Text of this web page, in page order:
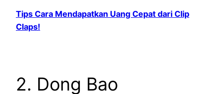
Tips Cara Mendapatkan Uang Cepat dari Clip
Claps!
2. Dong Bao